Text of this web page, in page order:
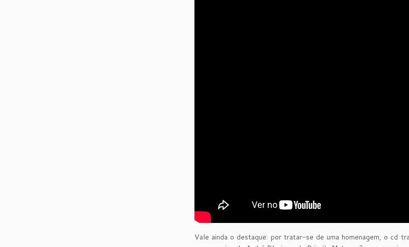
Vale ainda o destaque: por tratar-se de uma homenagem, o cd